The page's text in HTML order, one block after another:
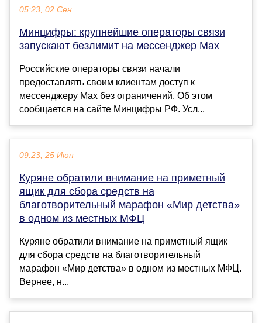
05:23, 02 Сен
Минцифры: крупнейшие операторы связи
запускают безлимит на мессенджер Мах
Российские операторы связи начали
предоставлять своим клиентам доступ к
мессенджеру Мах без ограничений. Об этом
сообщается на сайте Минцифры РФ. Усл...
09:23, 25 Июн
Куряне обратили внимание на приметный
ящик для сбора средств на
благотворительный марафон «Мир детства»
в одном из местных МФЦ
Куряне обратили внимание на приметный ящик
для сбора средств на благотворительный
марафон «Мир детства» в одном из местных МФЦ.
Вернее, н...